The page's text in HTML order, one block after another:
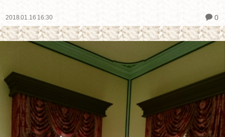
2018.01.16 16:30 0